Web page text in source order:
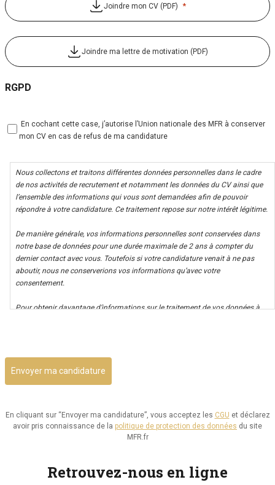
Joindre mon CV (PDF) *
Joindre ma lettre de motivation (PDF)
RGPD
 En cochant cette case, j’autorise l’Union nationale des MFR à conserver
mon CV en cas de refus de ma candidature
Nous collectons et traitons différentes données personnelles dans le cadre
de nos activités de recrutement et notamment les données du CV ainsi que
l’ensemble des informations qui vous sont demandées afin de pouvoir
répondre à votre candidature. Ce traitement repose sur notre intérêt légitime.
De manière générale, vos informations personnelles sont conservées dans
notre base de données pour une durée maximale de 2 ans à compter du
dernier contact avec vous. Toutefois si votre candidature venait à ne pas
aboutir, nous ne conserverions vos informations qu’avec votre
consentement.
Pour obtenir davantage d’informations sur le traitement de vos données à
Il vous est possible d’avoir un accès à vos données, ainsi que de les rectifier,
ou d’exercer votre droit à la limitation de leur utilisation. Par ailleurs, vous
disposez d’un droit d’opposition à cette utilisation et d’effacement de ces
Vous pouvez consulter le site de la CNIL.fr ou
Vous pouvez exercer les droits ci-dessus présentés en contactant notre
En cliquant sur “Envoyer ma candidature”, vous acceptez les CGU et déclarez
avoir pris connaissance de la politique de protection des données du site
MFR.fr
Retrouvez-nous en ligne